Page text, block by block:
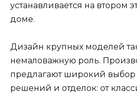
устанавливается на втором
доме.
Дизайн крупных моделей
немаловажную роль.
предлагают широкий выбор
решений и отделок: от